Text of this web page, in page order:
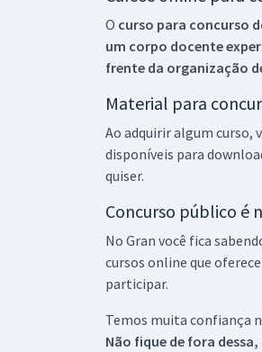
O curso para concurso
um corpo docente
frente da organização
Material para
Ao adquirir algum curso,
disponíveis para
quiser.
Concurso público é
No Gran você fica
cursos online que
participar.
Temos muita confiança
Não fique de fora